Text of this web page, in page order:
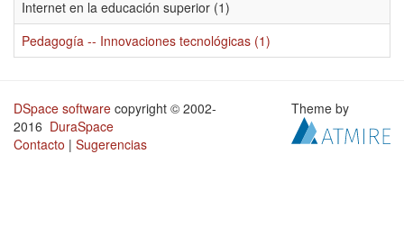
Internet en la educación superior (1)
Pedagogía -- Innovaciones tecnológicas (1)
DSpace software copyright © 2002-
2016 DuraSpace
Contacto | Sugerencias
Theme by